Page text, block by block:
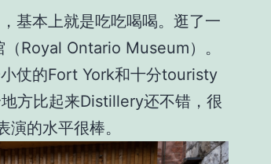
基本上就是吃吃喝喝。逛了一
Royal Ontario Museum）。
仗的Fort York和十分touristy
方比起来Distillery还不错，很
的水平很棒。